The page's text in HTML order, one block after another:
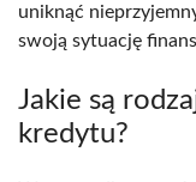
uniknąć
swoją sytuację
Jakie są
kredytu?